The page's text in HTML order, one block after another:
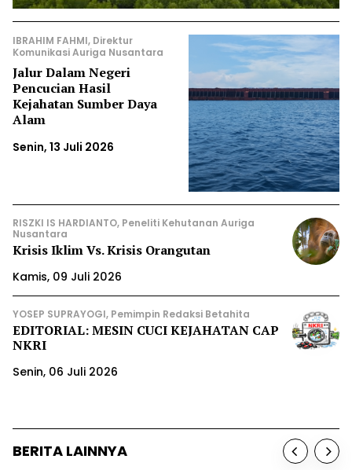
IBRAHIM FAHMI, Direktur
Komunikasi Auriga Nusantara
Jalur Dalam Negeri
Pencucian Hasil
Kejahatan Sumber Daya
Alam
Senin, 13 Juli 2026
RISZKI IS HARDIANTO, Peneliti Kehutanan Auriga
Nusantara
Krisis Iklim Vs. Krisis Orangutan
Kamis, 09 Juli 2026
YOSEP SUPRAYOGI, Pemimpin Redaksi Betahita
EDITORIAL: MESIN CUCI KEJAHATAN CAP
NKRI
Senin, 06 Juli 2026
BERITA LAINNYA